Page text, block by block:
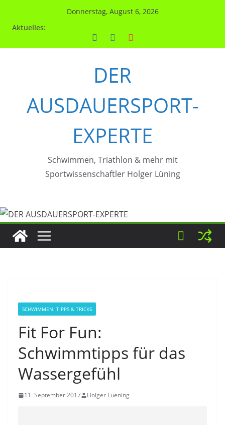
Donnerstag, August 6, 2026
Aktuelles:
DER
AUSDAUERSPORT-
EXPERTE
Schwimmen, Triathlon & mehr mit
Sportwissenschaftler Holger Lüning
SCHWIMMEN: TIPPS & TRICKS
Fit For Fun:
Schwimmtipps für das
Wassergefühl
11. September 2017 Holger Luening